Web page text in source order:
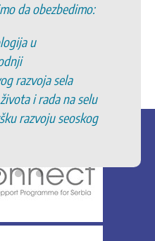
da obezbedimo:
u
razvoja sela
i rada na selu
razvoju seoskog